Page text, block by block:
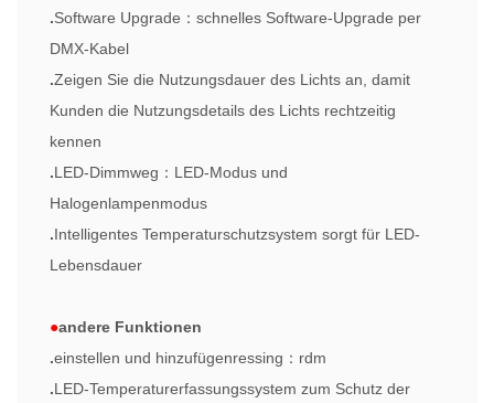
.Software Upgrade ： schnelles Software-Upgrade per
DMX-Kabel
.Zeigen Sie die Nutzungsdauer des Lichts an, damit
Kunden die Nutzungsdetails des Lichts rechtzeitig
kennen
.LED-Dimmweg ： LED-Modus und
Halogenlampenmodus
.Intelligentes Temperaturschutzsystem sorgt für LED-
Lebensdauer
●andere Funktionen
.einstellen und hinzufügenressing ： rdm
.LED-Temperaturerfassungssystem zum Schutz der